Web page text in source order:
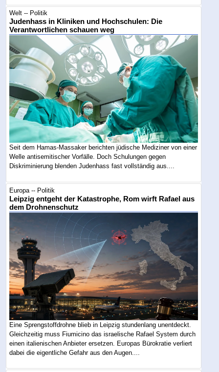
Welt -- Politik
Judenhass in Kliniken und Hochschulen: Die
Verantwortlichen schauen weg
Seit dem Hamas-Massaker berichten jüdische Mediziner von einer
Welle antisemitischer Vorfälle. Doch Schulungen gegen
Diskriminierung blenden Judenhass fast vollständig aus....
Europa -- Politik
Leipzig entgeht der Katastrophe, Rom wirft Rafael aus
dem Drohnenschutz
Eine Sprengstoffdrohne blieb in Leipzig stundenlang unentdeckt.
Gleichzeitig muss Fiumicino das israelische Rafael System durch
einen italienischen Anbieter ersetzen. Europas Bürokratie verliert
dabei die eigentliche Gefahr aus den Augen....